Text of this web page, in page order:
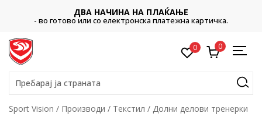
ДВА НАЧИНА НА ПЛАЌАЊЕ
- во готово или со електронска платежна картичка.
0 0
Пребарај ја страната
Sport Vision Производи Текстил
Долни делови тренерки